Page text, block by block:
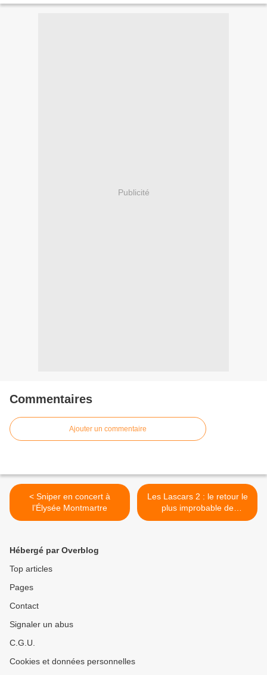
Publicité
Commentaires
Ajouter un commentaire
< Sniper en concert à
l’Élysée Montmartre
Les Lascars 2 : le retour le
plus improbable de
l'animation française est
Hébergé par Overblog
Top articles
Pages
Contact
Signaler un abus
C.G.U.
Cookies et données personnelles